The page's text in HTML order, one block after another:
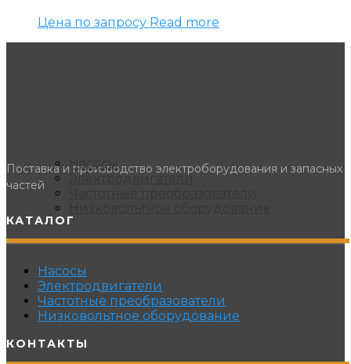
Насосы
Электродвигатели
Цена по запросу Read more
Поставка и производство электроборудования и запасных
частей
КАТАЛОГ
Насосы
Электродвигатели
Частотные преобразователи
Низковольтное оборудование
КОНТАКТЫ